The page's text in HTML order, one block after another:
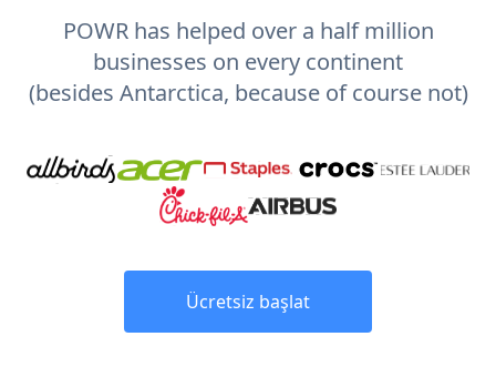
POWR has helped over a half million
businesses on every continent
(besides Antarctica, because of course not)
Ücretsiz başlat